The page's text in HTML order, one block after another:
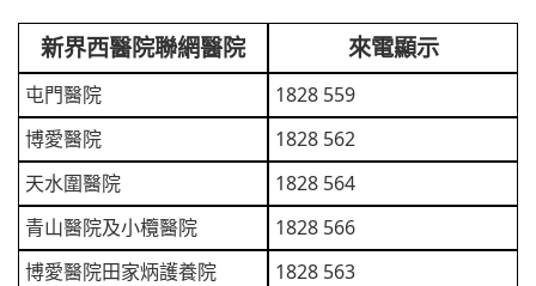
新界西醫院聯網醫院 來電顯示
屯門醫院
1828 559
博愛醫院
1828 562
天水圍醫院
1828 564
青山醫院及小欖醫院
1828 566
博愛醫院田家炳護養院
1828 563